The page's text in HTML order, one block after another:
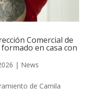
Comercial de
en casa con
| News
de Camila